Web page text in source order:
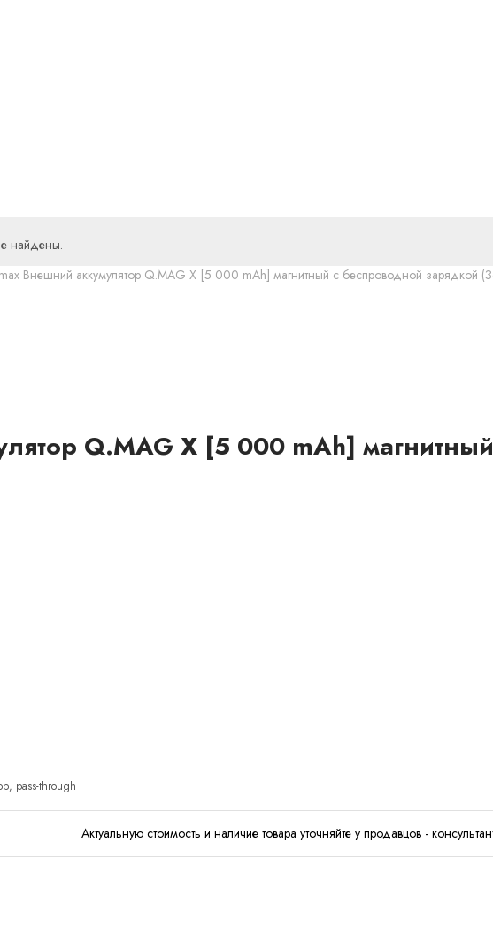
найдены.
Внешний аккумулятор Q.MAG X [5 000 mAh] магнитный с беспроводной зарядкой
Q.MAG X [5 000 mAh]
pass-through
Актуальную стоимость и наличие товара уточняйте у продавцов -